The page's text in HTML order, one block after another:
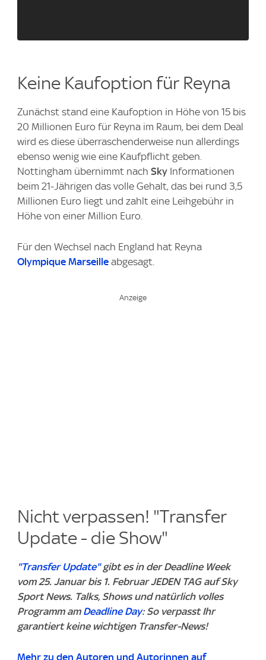
Keine Kaufoption für Reyna
Zunächst stand eine Kaufoption in Höhe von 15 bis
20 Millionen Euro für Reyna im Raum, bei dem Deal
wird es diese überraschenderweise nun allerdings
ebenso wenig wie eine Kaufpflicht geben.
Nottingham übernimmt nach Sky Informationen
beim 21-Jährigen das volle Gehalt, das bei rund 3,5
Millionen Euro liegt und zahlt eine Leihgebühr in
Höhe von einer Million Euro.
Für den Wechsel nach England hat Reyna
Olympique Marseille abgesagt.
Nicht verpassen! "Transfer
Update - die Show"
"Transfer Update"gibt es in der Deadline Week
vom 25. Januar bis 1. Februar JEDEN TAG auf Sky
Sport News. Talks, Shows und natürlich volles
Programm am Deadline Day: So verpasst Ihr
garantiert keine wichtigen Transfer-News!
Mehr zu den Autoren und Autorinnen auf